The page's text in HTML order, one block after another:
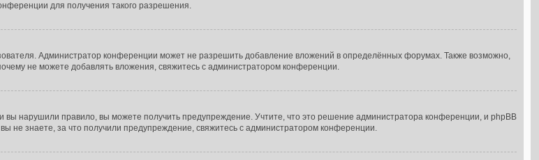
для получения такого разрешения.
Администратор конференции может не разрешить добавление вложений в определённых форумах. Также возможно,
не можете добавлять вложения, свяжитесь с администратором конференции.
нарушили правило, вы можете получить предупреждение. Учтите, что это решение администратора конференции, и phpBB
не знаете, за что получили предупреждение, свяжитесь с администратором конференции.